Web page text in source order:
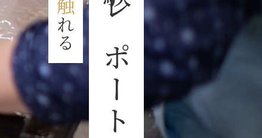
触
れる